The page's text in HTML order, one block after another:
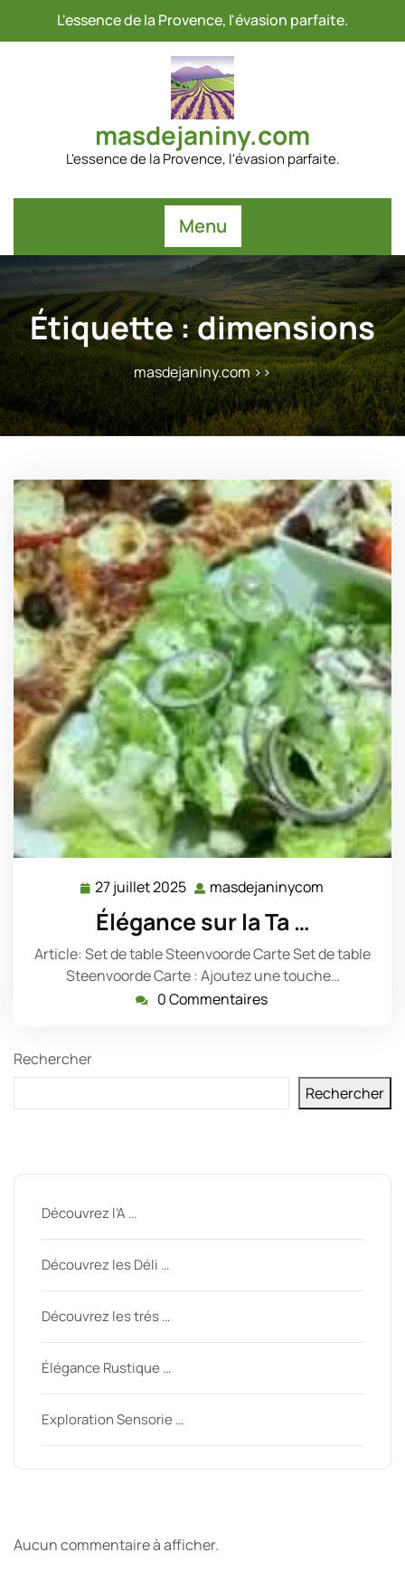
L'essence de la Provence, l'évasion parfaite.
masdejaniny.com
L'essence de la Provence, l'évasion parfaite.
Menu
Étiquette :dimensions
masdejaniny.com>>
27 juillet 2025 27
2025
masdejaninycom
Élégance sur la Ta …
Article: Set de table Steenvoorde Carte Set de table
Steenvoorde Carte : Ajoutez une touche…
0 Commentaires
Rechercher
Rechercher
Découvrez l’A …
Découvrez les Déli …
Découvrez les trés …
Élégance Rustique …
Exploration Sensorie …
Aucun commentaire à afficher.